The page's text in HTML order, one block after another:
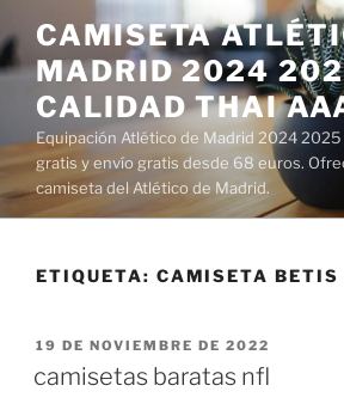
al
contenido
CAMISETA
MADRID 2024
CALIDAD THAI
Equipación Atlético de Madrid 2024 2025
gratis y envío gratis desde 68 euros.
camiseta del Atlético de Madrid.
ETIQUETA: CAMISETA
PUBLICADO
19 DE NOVIEMBRE DE 2022
camisetas baratas nfl